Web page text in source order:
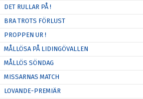
DET RULLAR PÅ !
BRA TROTS FÖRLUST
PROPPEN UR !
MÅLLÖSA PÅ LIDINGÖVALLEN
MÅLLÖS SÖNDAG
MISSARNAS MATCH
LOVANDE-PREMIÄR